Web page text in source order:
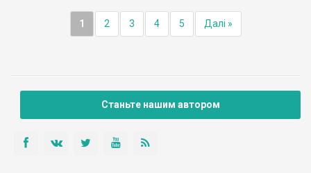
1 2 3 4 5 Далі »
Станьте нашим автором